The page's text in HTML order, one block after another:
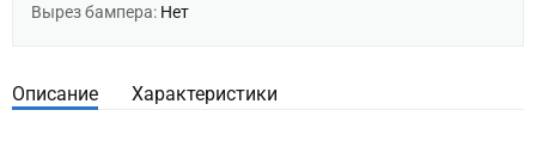
Вырез бампера: Нет
Описание Характеристики